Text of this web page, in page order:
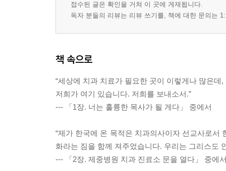
선교사의 아픔 - 154
또파이의 추억 - 166
한국 최초 언어 병리학 프로그램 - 169
사역을 잇는 사람들 - 172
금강산도 식후경 - 174
세상에서 가장 아름다운 치과 - 182
어느 분이 장모님인가요? - 184
접수된 글은 확인을 거쳐 이 곳에 게재됩니다.
독자 분들의 리뷰는 리뷰 쓰기를, 책에 대한 문의는
책 속으로
“세상에 치과 치료가 필요한 곳이 이렇게나 많은
저희가 여기 있습니다. 저희를 보내소서.”
--- 「1장. 너는 훌륭한 목사가 될 게다」 중에서
“제가 한국에 온 목적은 치과의사이자 선교사로
화라는 짐을 함께 져주었습니다. 우리는 그리스도
--- 「2장. 제중병원 치과 진료소 문을 열다」 중에